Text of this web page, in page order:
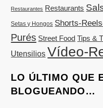
Restaurantes Restaurants
Setas y Hongos Shorts-
Purés Street Food Tips &
Utensilios Vídeo-
LO ÚLTIMO QUE
BLOGUEANDO…